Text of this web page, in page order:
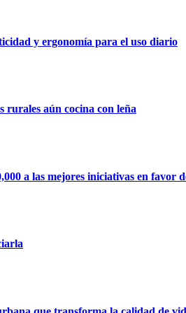
y ergonomía para el uso diario
rurales aún cocina con leña
a las mejores iniciativas en favor